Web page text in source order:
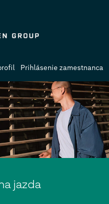
Prihlásenie zamestnanca
jazda